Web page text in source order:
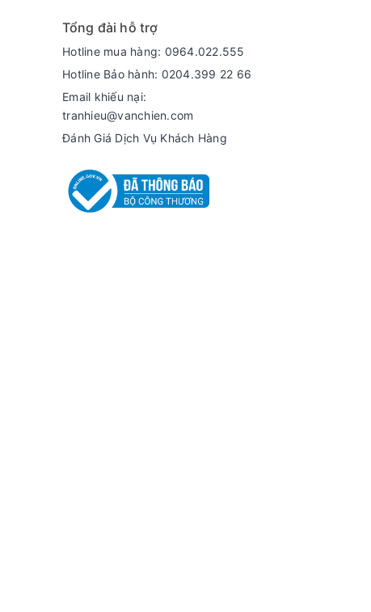
Tổng đài hỗ trợ
Hotline mua hàng: 0964.022.555
Hotline Bảo hành: 0204.399 22 66
Email khiếu nại:
tranhieu@vanchien.com
Đánh Giá Dịch Vụ Khách Hàng